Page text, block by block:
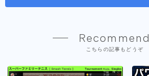
Recommend
こちらの記事もどうぞ